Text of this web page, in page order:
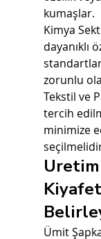
kumaşlar.
Kimya
dayanıklı
zorunlu
Tekstil ve
tercih
minimize
Ümit